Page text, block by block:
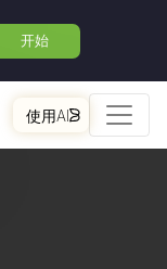
开始
使用AI